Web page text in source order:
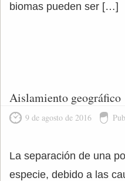
biomas pueden ser […]
Aislamiento geográfico
9 de agosto de 2016
La separación de una
especie, debido a las